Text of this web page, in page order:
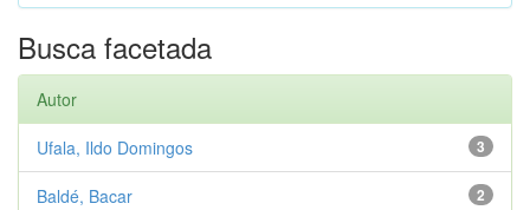
Busca facetada
Autor
3
Ufala, Ildo Domingos
2
Baldé, Bacar